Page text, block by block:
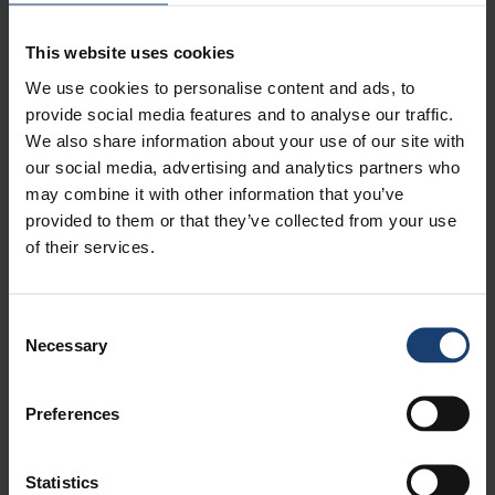
This website uses cookies
We use cookies to personalise content and ads, to
provide social media features and to analyse our traffic.
We also share information about your use of our site with
our social media, advertising and analytics partners who
may combine it with other information that you’ve
provided to them or that they’ve collected from your use
of their services.
Selection
Necessary
Preferences
Statistics
8.18. Kuidunpituusanalysaattori
8.19. Kajaani RM-tuoteperhe - Märkäosan
matalasakeuksien mittalaitekehitystyö
8.20. Viiraveden sakeuden ja retention
säätösysteemi
8.21. Paperin valmistusprosessin
kalsiumkemian ja pH:n hallinta ja mallitus
8.22. Ambertec pohjanmuodostusmittari
8.26. Hilcont kameravalvonta
8.28. PaperLab ja PulpLab